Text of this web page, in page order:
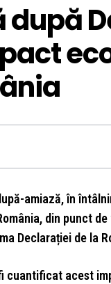
amiază, în
din punct
Declarației de la
cuantificat acest